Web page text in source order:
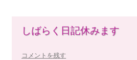
しばらく日記休みます
コメントを残す